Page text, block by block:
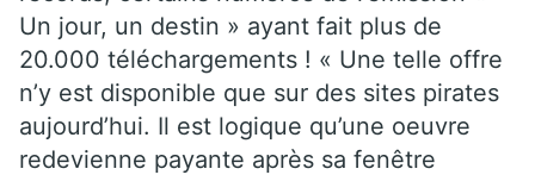
Un jour, un destin » ayant fait plus de
20.000 téléchargements ! « Une telle offre
n’y est disponible que sur des sites pirates
aujourd’hui. Il est logique qu’une oeuvre
redevienne payante après sa fenêtre